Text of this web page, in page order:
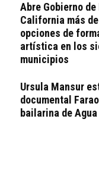
Abre Gobierno de
California más
opciones de
artística en los
municipios
Ursula Mansur
documental
bailarina de